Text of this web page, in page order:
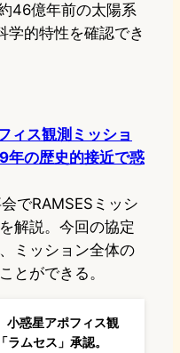
46億年前の太陽系
学的特性を確認でき
ィス観測ミッショ
年の歴史的接近で惑
でRAMSESミッシ
解説。今回の協定
ミッション全体の
とができる。
小惑星アポフィス観
ラムセス」承認。